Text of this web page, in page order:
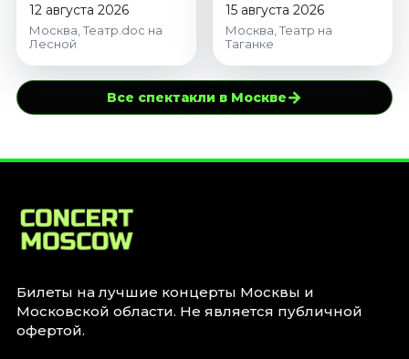
12 августа 2026
Москва, Театр.doc на
Лесной
15 августа 2026
Москва, Театр на
Таганке
Все спектакли в Москве→
Билеты на лучшие концерты Москвы и
Московской области. Не является публичной
офертой.